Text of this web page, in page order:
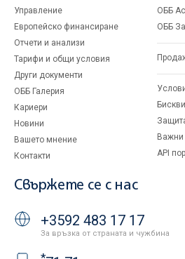
Управление
Европейско финансиране
Отчети и анализи
Тарифи и общи условия
Други документи
ОББ Галерия
Кариери
Новини
Вашето мнение
Контакти
ОББ
ОББ
Важни
API
Свържете се с нас
+3592 483 17 17
За връзка от страната и чужбина